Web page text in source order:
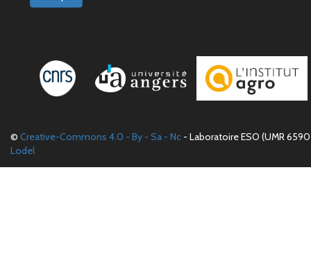
© Creative-Commons 4.0 - By - Sa - Nc - Laboratoire ESO (UMR
Lodel